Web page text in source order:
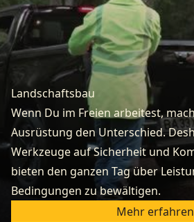
Landschaftsbau
Wenn Du im Freien arbeitest,
Ausrüstung den Unterschied.
Werkzeuge auf Sicherheit und
bieten den ganzen Tag über
Bedingungen zu bewältigen.
Mehr erfahren